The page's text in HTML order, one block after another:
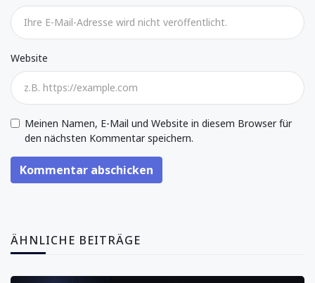
Website
Meinen Namen, E-Mail und Website in diesem Browser für
den nächsten Kommentar speichern.
Kommentar abschicken
ÄHNLICHE BEITRÄGE